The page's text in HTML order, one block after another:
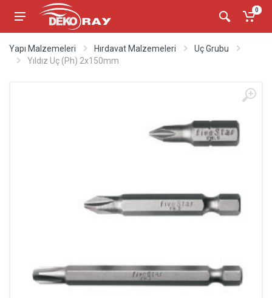
0
Yapı Malzemeleri Hırdavat Malzemeleri
Uç Grubu
Yıldız Uç (Ph) 2x150mm